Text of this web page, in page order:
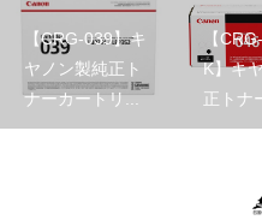
【CRG-039】キ
ヤノン製純正ト
ナーカートリ...
【
K】キ
正トナ